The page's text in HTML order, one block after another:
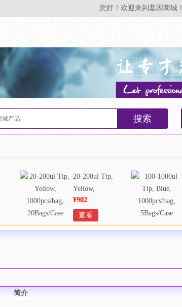
您好！欢迎来到基因商城！
搜索
20-200ul Tip,
Yellow,
1000pcs/bag,
20Bags/Case
¥902
查看
简介